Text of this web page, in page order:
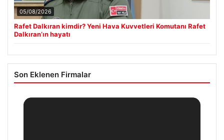
05/08/2026
Rafet Dalkıran kimdir? Yeni Hava Kuvvetleri Komutanı Rafet
Dalkıran’ın hayatı
Son Eklenen Firmalar